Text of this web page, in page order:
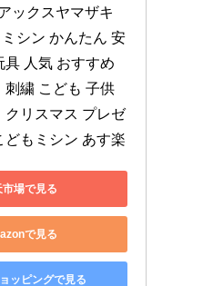
ックスヤマザキ
シン かんたん 安
具 人気 おすすめ
刺繍 こども 子供
クリスマス プレゼ
どもミシン あす楽
市場で見る
で見る
ッピングで見る